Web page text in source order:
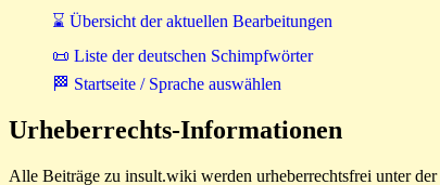
⌛ Übersicht der aktuellen Bearbeitungen
📜 Liste der deutschen Schimpfwörter
🏁 Startseite / Sprache auswählen
Urheberrechts-Informationen
Alle Beiträge zu insult.wiki werden urheberrechtsfrei unter der